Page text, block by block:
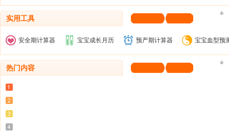
实用工具
安全期计算器 宝宝成长月历 预产期计算器 宝宝血型预
热门内容